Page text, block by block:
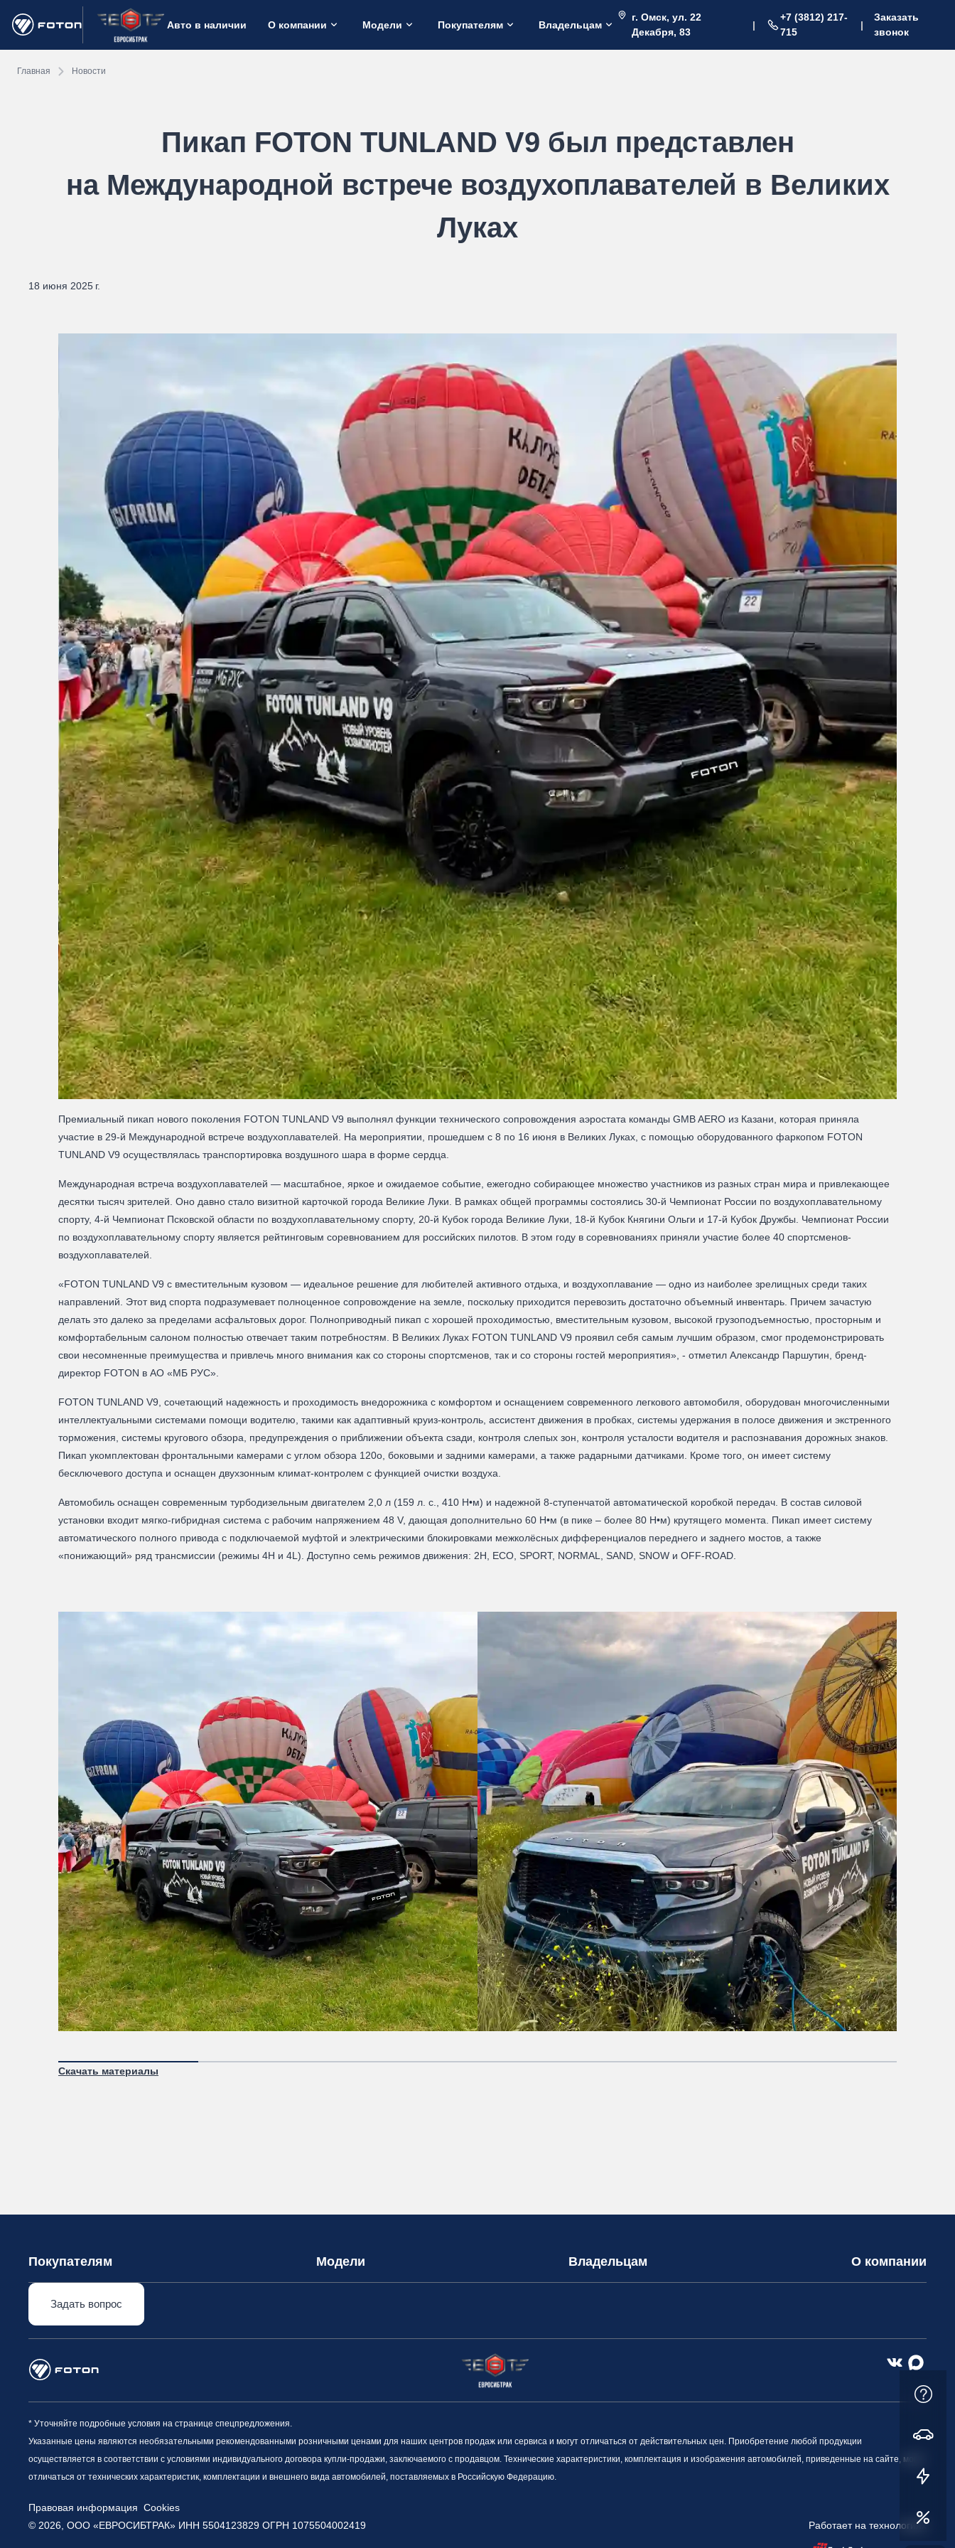
Авто в наличии О компании Модели Покупателям Владельцам
г. Омск, ул. 22
Декабря, 83
|
+7 (3812) 217-
715
|
Заказать
звонок
Главная Новости
Пикап FOTON TUNLAND V9 был представлен
на Международной встрече воздухоплавателей в Великих
Луках
18 июня 2025 г.
Премиальный пикап нового поколения FOTON TUNLAND V9 выполнял функции технического сопровождения аэростата команды GMB AERO из Казани, которая приняла
участие в 29-й Международной встрече воздухоплавателей. На мероприятии, прошедшем с 8 по 16 июня в Великих Луках, с помощью оборудованного фаркопом FOTON
TUNLAND V9 осуществлялась транспортировка воздушного шара в форме сердца.
Международная встреча воздухоплавателей — масштабное, яркое и ожидаемое событие, ежегодно собирающее множество участников из разных стран мира и привлекающее
десятки тысяч зрителей. Оно давно стало визитной карточкой города Великие Луки. В рамках общей программы состоялись 30-й Чемпионат России по воздухоплавательному
спорту, 4-й Чемпионат Псковской области по воздухоплавательному спорту, 20-й Кубок города Великие Луки, 18-й Кубок Княгини Ольги и 17-й Кубок Дружбы. Чемпионат России
по воздухоплавательному спорту является рейтинговым соревнованием для российских пилотов. В этом году в соревнованиях приняли участие более 40 спортсменов-
воздухоплавателей.
«FOTON TUNLAND V9 с вместительным кузовом — идеальное решение для любителей активного отдыха, и воздухоплавание — одно из наиболее зрелищных среди таких
направлений. Этот вид спорта подразумевает полноценное сопровождение на земле, поскольку приходится перевозить достаточно объемный инвентарь. Причем зачастую
делать это далеко за пределами асфальтовых дорог. Полноприводный пикап с хорошей проходимостью, вместительным кузовом, высокой грузоподъемностью, просторным и
комфортабельным салоном полностью отвечает таким потребностям. В Великих Луках FOTON TUNLAND V9 проявил себя самым лучшим образом, смог продемонстрировать
свои несомненные преимущества и привлечь много внимания как со стороны спортсменов, так и со стороны гостей мероприятия», - отметил Александр Паршутин, бренд-
директор FOTON в АО «МБ РУС».
FOTON TUNLAND V9, сочетающий надежность и проходимость внедорожника с комфортом и оснащением современного легкового автомобиля, оборудован многочисленными
интеллектуальными системами помощи водителю, такими как адаптивный круиз-контроль, ассистент движения в пробках, системы удержания в полосе движения и экстренного
торможения, системы кругового обзора, предупреждения о приближении объекта сзади, контроля слепых зон, контроля усталости водителя и распознавания дорожных знаков.
Пикап укомплектован фронтальными камерами с углом обзора 120о, боковыми и задними камерами, а также радарными датчиками. Кроме того, он имеет систему
бесключевого доступа и оснащен двухзонным климат-контролем с функцией очистки воздуха.
Автомобиль оснащен современным турбодизельным двигателем 2,0 л (159 л. с., 410 Н•м) и надежной 8-ступенчатой автоматической коробкой передач. В состав силовой
установки входит мягко-гибридная система с рабочим напряжением 48 V, дающая дополнительно 60 Н•м (в пике – более 80 Н•м) крутящего момента. Пикап имеет систему
автоматического полного привода с подключаемой муфтой и электрическими блокировками межколёсных дифференциалов переднего и заднего мостов, а также
«понижающий» ряд трансмиссии (режимы 4H и 4L). Доступно семь режимов движения: 2H, ECO, SPORT, NORMAL, SAND, SNOW и OFF-ROAD.
Скачать материалы
Покупателям Модели Владельцам О компании
Задать вопрос
* Уточняйте подробные условия на странице спецпредложения.
Указанные цены являются необязательными рекомендованными розничными ценами для наших центров продаж или сервиса и могут отличаться от действительных цен. Приобретение любой продукции
осуществляется в соответствии с условиями индивидуального договора купли-продажи, заключаемого с продавцом. Технические характеристики, комплектация и изображения автомобилей, приведенные на сайте, могут
отличаться от технических характеристик, комплектации и внешнего вида автомобилей, поставляемых в Российскую Федерацию.
© 2026, ООО «ЕВРОСИБТРАК» ИНН 5504123829 ОГРН 1075504002419
Правовая информация Cookies
Работает на технологиях